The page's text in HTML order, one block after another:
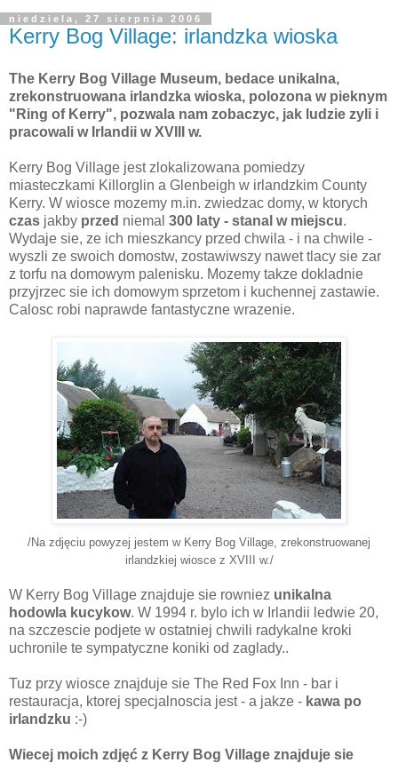
niedziela, 27 sierpnia 2006
Kerry Bog Village: irlandzka wioska
The Kerry Bog Village Museum, bedace unikalna,
zrekonstruowana irlandzka wioska, polozona w pieknym
"Ring of Kerry", pozwala nam zobaczyc, jak ludzie zyli i
pracowali w Irlandii w XVIII w.
Kerry Bog Village jest zlokalizowana pomiedzy
miasteczkami Killorglin a Glenbeigh w irlandzkim County
Kerry. W wiosce mozemy m.in. zwiedzac domy, w ktorych
czas jakby przed niemal 300 laty - stanal w miejscu.
Wydaje sie, ze ich mieszkancy przed chwila - i na chwile -
wyszli ze swoich domostw, zostawiwszy nawet tlacy sie zar
z torfu na domowym palenisku. Mozemy takze dokladnie
przyjrzec sie ich domowym sprzetom i kuchennej zastawie.
Calosc robi naprawde fantastyczne wrazenie.
/Na zdjęciu powyzej jestem w Kerry Bog Village, zrekonstruowanej
irlandzkiej wiosce z XVIII w./
W Kerry Bog Village znajduje sie rowniez unikalna
hodowla kucykow. W 1994 r. bylo ich w Irlandii ledwie 20,
na szczescie podjete w ostatniej chwili radykalne kroki
uchronile te sympatyczne koniki od zaglady..
Tuz przy wiosce znajduje sie The Red Fox Inn - bar i
restauracja, ktorej specjalnoscia jest - a jakze - kawa po
irlandzku :-)
Wiecej moich zdjęć z Kerry Bog Village znajduje sie